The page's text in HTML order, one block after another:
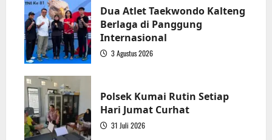
Dua Atlet Taekwondo Kalteng
Berlaga di Panggung
Internasional
3 Agustus 2026
Polsek Kumai Rutin Setiap
Hari Jumat Curhat
31 Juli 2026